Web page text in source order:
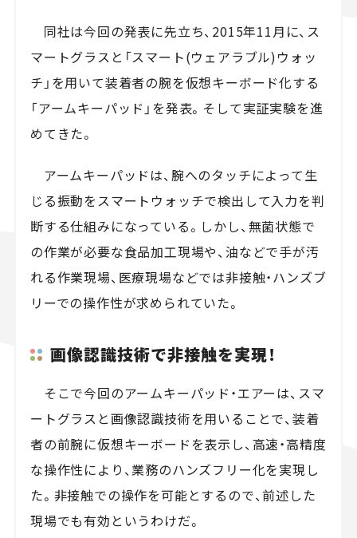
同社は今回の発表に先立ち、2015年11月に、ス
マートグラスと「スマート(ウェアラブル)ウォッ
チ」を用いて装着者の腕を仮想キーボード化する
「アームキーパッド」を発表。そして実証実験を進
めてきた。
アームキーパッドは、腕へのタッチによって生
じる振動をスマートウォッチで検出して入力を判
断する仕組みになっている。しかし、無菌状態で
の作業が必要な食品加工現場や、油などで手が汚
れる作業現場、医療現場などでは非接触・ハンズブ
リーでの操作性が求められていた。
画像認識技術で非接触を実現！
そこで今回のアームキーパッド・エアーは、スマ
ートグラスと画像認識技術を用いることで、装着
者の前腕に仮想キーボードを表示し、高速・高精度
な操作性により、業務のハンズフリー化を実現し
た。非接触での操作を可能とするので、前述した
現場でも有効というわけだ。